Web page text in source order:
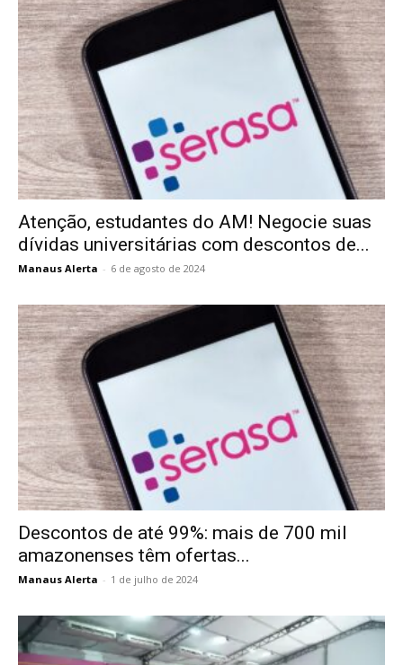
Atenção, estudantes do AM! Negocie suas
dívidas universitárias com descontos de...
Manaus Alerta - 6 de agosto de 2024
Descontos de até 99%: mais de 700 mil
amazonenses têm ofertas...
Manaus Alerta - 1 de julho de 2024